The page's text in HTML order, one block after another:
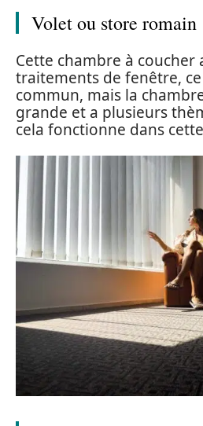
Volet ou store romain
Cette chambre à coucher
traitements de fenêtre,
commun, mais la
grande et a plusieurs
cela fonctionne dans